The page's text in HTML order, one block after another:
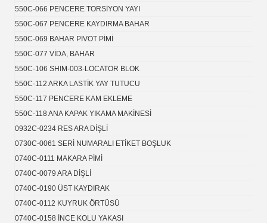
550C-066 PENCERE TORSİYON YAYI
550C-067 PENCERE KAYDIRMA BAHAR
550C-069 BAHAR PIVOT PİMİ
550C-077 VİDA, BAHAR
550C-106 SHIM-003-LOCATOR BLOK
550C-112 ARKA LASTİK YAY TUTUCU
550C-117 PENCERE KAM EKLEME
550C-118 ANA KAPAK YIKAMA MAKİNESİ
0932C-0234 RES ARA DİŞLİ
0730C-0061 SERİ NUMARALI ETİKET BOŞLUK
0740C-0111 MAKARA PİMİ
0740C-0079 ARA DİŞLİ
0740C-0190 ÜST KAYDIRAK
0740C-0112 KUYRUK ÖRTÜSÜ
0740C-0158 İNCE KOLU YAKASI